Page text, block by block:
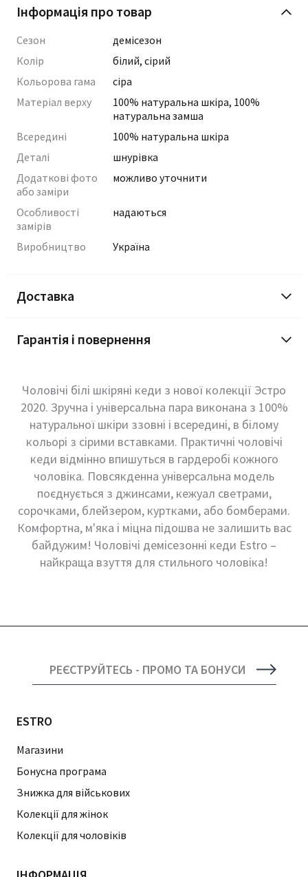
Інформація про товар
Сезон
демісезон
Колір
білий, сірий
Кольорова гама
сіра
Матеріал верху
100% натуральна шкіра, 100%
натуральна замша
Всередині
100% натуральна шкіра
Деталі
шнурівка
Додаткові фото
або заміри
можливо уточнити
Особливості
замірів
надаються
Виробництво Україна
Доставка
Гарантія і повернення
Чоловічі білі шкіряні кеди з нової колекції Эстро
2020. Зручна і універсальна пара виконана з 100%
натуральної шкіри ззовні і всередині, в білому
кольорі з сірими вставками. Практичні чоловічі
кеди відмінно впишуться в гардеробі кожного
чоловіка. Повсякденна універсальна модель
поєднується з джинсами, кежуал светрами,
сорочками, блейзером, куртками, або бомберами.
Комфортна, м'яка і міцна підошва не залишить вас
байдужим! Чоловічі демісезонні кеди Estro –
найкраща взуття для стильного чоловіка!
РЕЄСТРУЙТЕСЬ - ПРОМО ТА БОНУСИ
ESTRO
Магазини
Бонусна програма
Знижка для військових
Колекції для жінок
Колекції для чоловіків